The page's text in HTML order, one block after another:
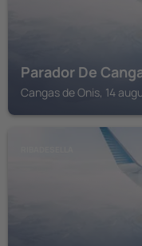
Parador De
Cangas de Onis, 14